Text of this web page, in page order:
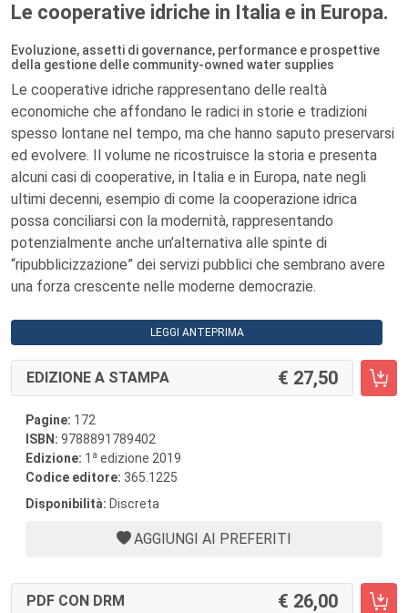
Le cooperative idriche in Italia e in Europa.
Evoluzione, assetti di governance, performance e prospettive
della gestione delle community-owned water supplies
Le cooperative idriche rappresentano delle realtà
economiche che affondano le radici in storie e tradizioni
spesso lontane nel tempo, ma che hanno saputo preservarsi
ed evolvere. Il volume ne ricostruisce la storia e presenta
alcuni casi di cooperative, in Italia e in Europa, nate negli
ultimi decenni, esempio di come la cooperazione idrica
possa conciliarsi con la modernità, rappresentando
potenzialmente anche un’alternativa alle spinte di
“ripubblicizzazione” dei servizi pubblici che sembrano avere
una forza crescente nelle moderne democrazie.
LEGGI ANTEPRIMA
EDIZIONE A STAMPA 27,50
Pagine: 172
ISBN: 9788891789402
Edizione: 1 a edizione 2019
Codice editore: 365.1225
Disponibilità: Discreta
AGGIUNGI AI PREFERITI
PDF CON DRM 26,00